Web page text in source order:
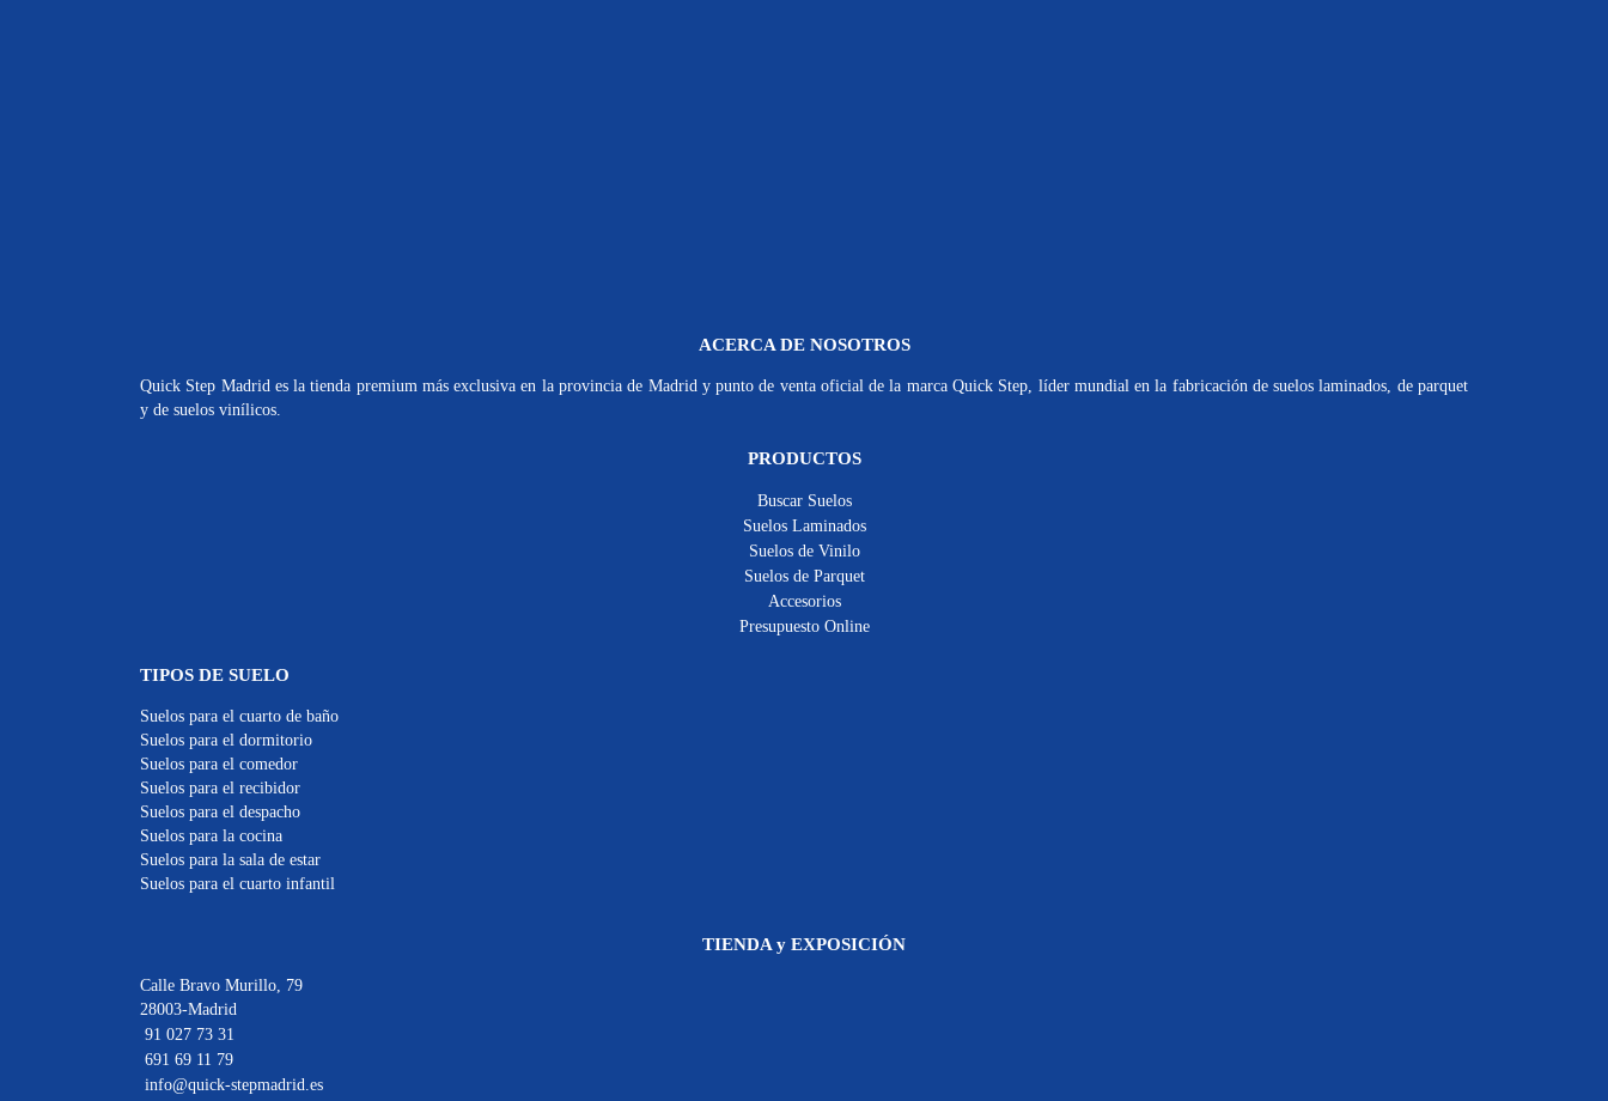
ACERCA DE NOSOTROS
Quick Step Madrid es la tienda premium más exclusiva en la provincia de Madrid y punto de venta oficial de la marca Quick Step, líder mundial en la fabricación de suelos laminados, de parquet
y de suelos vinílicos.
PRODUCTOS
Buscar Suelos
Suelos Laminados
Suelos de Vinilo
Suelos de Parquet
Accesorios
Presupuesto Online
TIPOS DE SUELO
Suelos para el cuarto de baño
Suelos para el dormitorio
Suelos para el comedor
Suelos para el recibidor
Suelos para el despacho
Suelos para la cocina
Suelos para la sala de estar
Suelos para el cuarto infantil
TIENDA y EXPOSICIÓN
Calle Bravo Murillo, 79
28003-Madrid
91 027 73 31
691 69 11 79
info@quick-stepmadrid.es